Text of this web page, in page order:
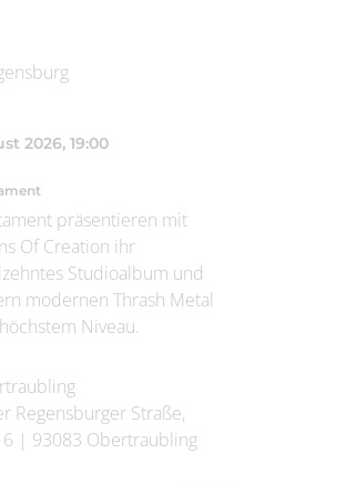
2026, 19:00
präsentieren mit
Of Creation ihr
Studioalbum und
modernen Thrash Metal
Niveau.
Regensburger Straße,
| 93083 Obertraubling